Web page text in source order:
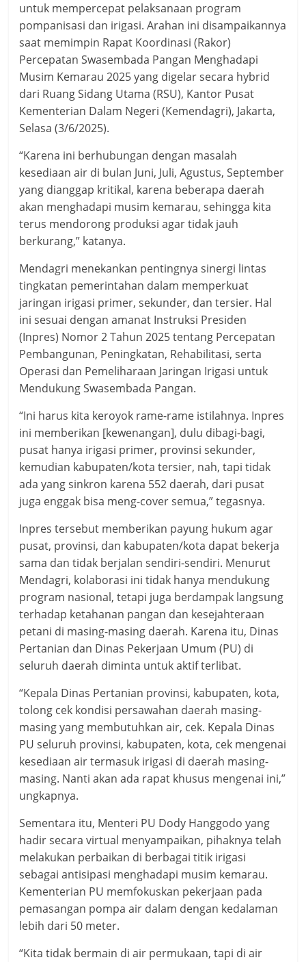
untuk mempercepat pelaksanaan program
pompanisasi dan irigasi. Arahan ini disampaikannya
saat memimpin Rapat Koordinasi (Rakor)
Percepatan Swasembada Pangan Menghadapi
Musim Kemarau 2025 yang digelar secara hybrid
dari Ruang Sidang Utama (RSU), Kantor Pusat
Kementerian Dalam Negeri (Kemendagri), Jakarta,
Selasa (3/6/2025).
“Karena ini berhubungan dengan masalah
kesediaan air di bulan Juni, Juli, Agustus, September
yang dianggap kritikal, karena beberapa daerah
akan menghadapi musim kemarau, sehingga kita
terus mendorong produksi agar tidak jauh
berkurang,” katanya.
Mendagri menekankan pentingnya sinergi lintas
tingkatan pemerintahan dalam memperkuat
jaringan irigasi primer, sekunder, dan tersier. Hal
ini sesuai dengan amanat Instruksi Presiden
(Inpres) Nomor 2 Tahun 2025 tentang Percepatan
Pembangunan, Peningkatan, Rehabilitasi, serta
Operasi dan Pemeliharaan Jaringan Irigasi untuk
Mendukung Swasembada Pangan.
“Ini harus kita keroyok rame-rame istilahnya. Inpres
ini memberikan [kewenangan], dulu dibagi-bagi,
pusat hanya irigasi primer, provinsi sekunder,
kemudian kabupaten/kota tersier, nah, tapi tidak
ada yang sinkron karena 552 daerah, dari pusat
juga enggak bisa meng-cover semua,” tegasnya.
Inpres tersebut memberikan payung hukum agar
pusat, provinsi, dan kabupaten/kota dapat bekerja
sama dan tidak berjalan sendiri-sendiri. Menurut
Mendagri, kolaborasi ini tidak hanya mendukung
program nasional, tetapi juga berdampak langsung
terhadap ketahanan pangan dan kesejahteraan
petani di masing-masing daerah. Karena itu, Dinas
Pertanian dan Dinas Pekerjaan Umum (PU) di
seluruh daerah diminta untuk aktif terlibat.
“Kepala Dinas Pertanian provinsi, kabupaten, kota,
tolong cek kondisi persawahan daerah masing-
masing yang membutuhkan air, cek. Kepala Dinas
PU seluruh provinsi, kabupaten, kota, cek mengenai
kesediaan air termasuk irigasi di daerah masing-
masing. Nanti akan ada rapat khusus mengenai ini,”
ungkapnya.
Sementara itu, Menteri PU Dody Hanggodo yang
hadir secara virtual menyampaikan, pihaknya telah
melakukan perbaikan di berbagai titik irigasi
sebagai antisipasi menghadapi musim kemarau.
Kementerian PU memfokuskan pekerjaan pada
pemasangan pompa air dalam dengan kedalaman
lebih dari 50 meter.
“Kita tidak bermain di air permukaan, tapi di air